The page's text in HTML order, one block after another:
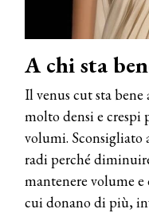
A chi sta
Il venus cut sta
molto densi e crespi
volumi. Sconsigliato
radi perché
mantenere volume
cui donano di più,